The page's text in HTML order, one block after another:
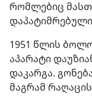
რომლებიც
1951 წლის
აპარატი
დაკარგა.
მაგრამ